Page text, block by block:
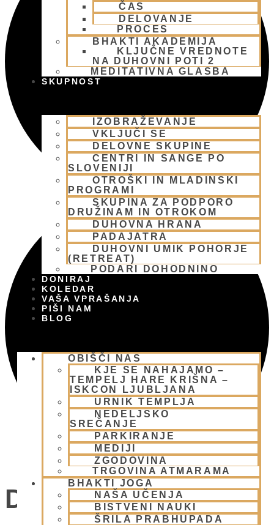
ČAS
DELOVANJE
PROCES
BHAKTI AKADEMIJA
KLJUČNE VREDNOTE
NA DUHOVNI POTI 2
MEDITATIVNA GLASBA
SKUPNOST
IZOBRAŽEVANJE
VKLJUČI SE
DELOVNE SKUPINE
CENTRI IN SANGE PO
SLOVENIJI
OTROŠKI IN MLADINSKI
PROGRAMI
SKUPINA ZA PODPORO
DRUŽINAM IN OTROKOM
DUHOVNA HRANA
PADAJATRA
DUHOVNI UMIK POHORJE
(RETREAT)
PODARI DOHODNINO
DONIRAJ
KOLEDAR
VAŠA VPRAŠANJA
PIŠI NAM
BLOG
OBIŠČI NAS
KJE SE NAHAJAMO –
TEMPELJ HARE KRIŠNA –
ISKCON LJUBLJANA
URNIK TEMPLJA
NEDELJSKO
SREČANJE
PARKIRANJE
MEDIJI
ZGODOVINA
TRGOVINA ATMARAMA
BHAKTI JOGA
NAŠA UČENJA
BISTVENI NAUKI
ŠRILA PRABHUPADA
Dogodki